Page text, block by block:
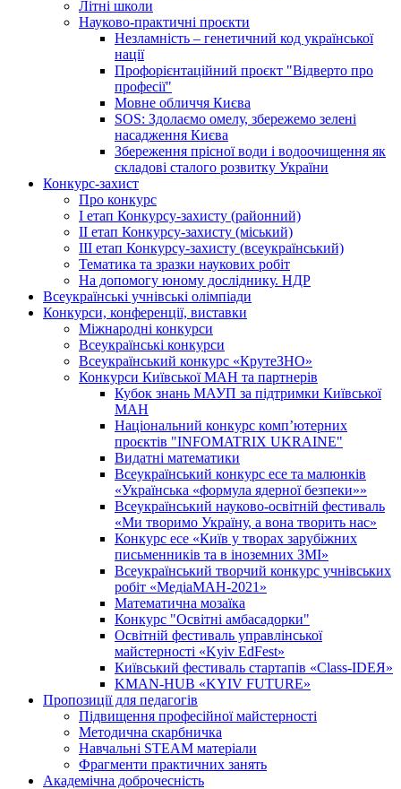
Літні школи
Науково-практичні проєкти
Незламність – генетичний код української
нації
Профорієнтаційний проєкт "Відверто про
професії"
Мовне обличчя Києва
SOS: Здолаємо омелу, збережемо зелені
насадження Києва
Збереження прісної води і водоочищення як
складові сталого розвитку України
Конкурс-захист
Про конкурс
І етап Конкурсу-захисту (районний)
ІІ етап Конкурсу-захисту (міський)
ІІІ етап Конкурсу-захисту (всеукраїнський)
Тематика та зразки наукових робіт
На допомогу юному досліднику. НДР
Всеукраїнські учнівські олімпіади
Конкурси, конференції, виставки
Міжнародні конкурси
Всеукраїнські конкурси
Всеукраїнський конкурс «КрутеЗНО»
Конкурси Київської МАН та партнерів
Кубок знань МАУП за підтримки Київської
МАН
Національний конкурс комп’ютерних
проєктів "INFOMATRIX UKRAINE"
Видатні математики
Всеукраїнський конкурс есе та малюнків
«Українська «формула ядерної безпеки»»
Всеукраїнський науково-освітній фестиваль
«Ми творимо Україну, а вона творить нас»
Конкурс есе «Київ у творах зарубіжних
письменників та в іноземних ЗМІ»
Всеукраїнський творчий конкурс учнівських
робіт «МедіаМАН-2021»
Математична мозаїка
Конкурс "Освітні амбасадорки"
Освітній фестиваль управлінської
майстерності «Kyiv EdFest»
Київський фестиваль стартапів «Class-IDEЯ»
KMAN-HUB «KYIV FUTURE»
Пропозиції для педагогів
Підвищення професійної майстерності
Методична скарбничка
Навчальні STEAM матеріали
Фрагменти практичних занять
Академічна доброчесність